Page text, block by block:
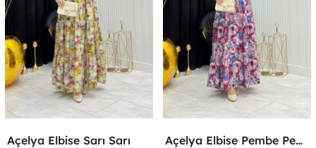
Açelya Elbise Sarı Sarı Açelya Elbise Pembe Pembe